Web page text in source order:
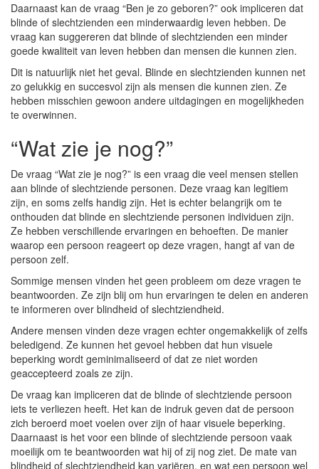
Daarnaast kan de vraag “Ben je zo geboren?” ook impliceren dat
blinde of slechtzienden een minderwaardig leven hebben. De
vraag kan suggereren dat blinde of slechtzienden een minder
goede kwaliteit van leven hebben dan mensen die kunnen zien.
Dit is natuurlijk niet het geval. Blinde en slechtzienden kunnen net
zo gelukkig en succesvol zijn als mensen die kunnen zien. Ze
hebben misschien gewoon andere uitdagingen en mogelijkheden
te overwinnen.
“Wat zie je nog?”
De vraag “Wat zie je nog?” is een vraag die veel mensen stellen
aan blinde of slechtziende personen. Deze vraag kan legitiem
zijn, en soms zelfs handig zijn. Het is echter belangrijk om te
onthouden dat blinde en slechtziende personen individuen zijn.
Ze hebben verschillende ervaringen en behoeften. De manier
waarop een persoon reageert op deze vragen, hangt af van de
persoon zelf.
Sommige mensen vinden het geen probleem om deze vragen te
beantwoorden. Ze zijn blij om hun ervaringen te delen en anderen
te informeren over blindheid of slechtziendheid.
Andere mensen vinden deze vragen echter ongemakkelijk of zelfs
beledigend. Ze kunnen het gevoel hebben dat hun visuele
beperking wordt geminimaliseerd of dat ze niet worden
geaccepteerd zoals ze zijn.
De vraag kan impliceren dat de blinde of slechtziende persoon
iets te verliezen heeft. Het kan de indruk geven dat de persoon
zich beroerd moet voelen over zijn of haar visuele beperking.
Daarnaast is het voor een blinde of slechtziende persoon vaak
moeilijk om te beantwoorden wat hij of zij nog ziet. De mate van
blindheid of slechtziendheid kan variëren, en wat een persoon wel